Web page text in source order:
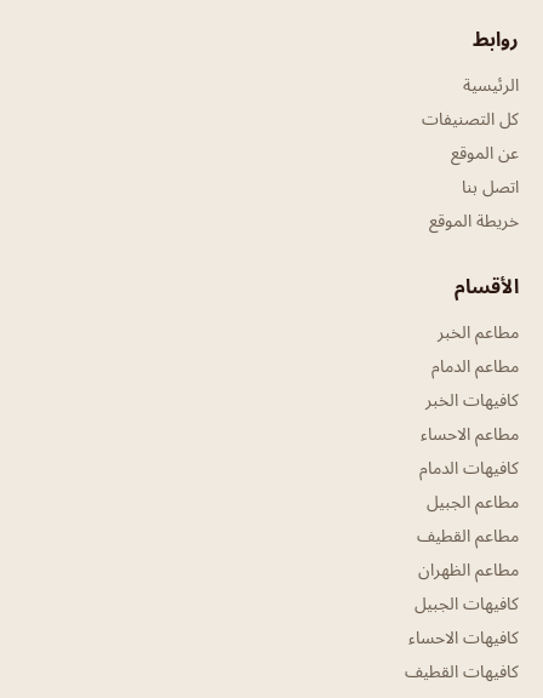
روابط
الرئيسية
كل التصنيفات
عن الموقع
اتصل بنا
خريطة الموقع
الأقسام
مطاعم الخبر
مطاعم الدمام
كافيهات الخبر
مطاعم الاحساء
كافيهات الدمام
مطاعم الجبيل
مطاعم القطيف
مطاعم الظهران
كافيهات الجبيل
كافيهات الاحساء
كافيهات القطيف